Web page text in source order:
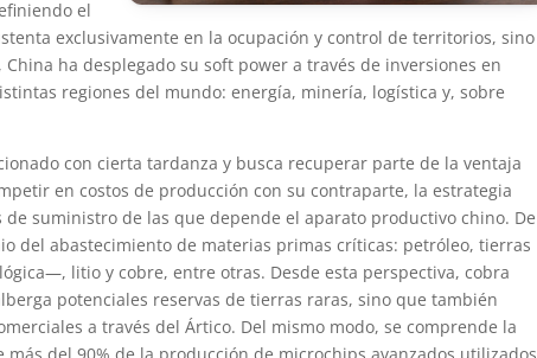
el
exclusivamente en la ocupación y control de territorios, sino
ha desplegado su soft power a través de inversiones en
regiones del mundo: energía, minería, logística y, sobre
con cierta tardanza y busca recuperar parte de la ventaja
en costos de producción con su contraparte, la estrategia
suministro de las que depende el aparato productivo chino. De
del abastecimiento de materias primas críticas: petróleo, tierras
litio y cobre, entre otras. Desde esta perspectiva, cobra
potenciales reservas de tierras raras, sino que también
a través del Ártico. Del mismo modo, se comprende la